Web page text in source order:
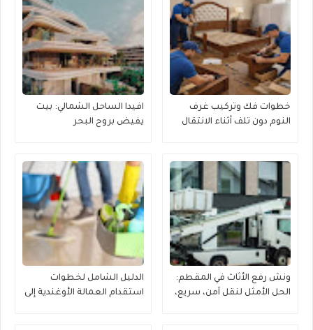
خطوات فك وتركيب غرف
النوم دون تلف أثناء الانتقال
افيدا الساحل الشمالي: بيت
يفيض بروح البحر
ونش رفع الأثاث في المقطم:
الحل الأمثل لنقل آمن، سريع،
الدليل الشامل لخطوات
استقدام العمالة الأوغندية إلى